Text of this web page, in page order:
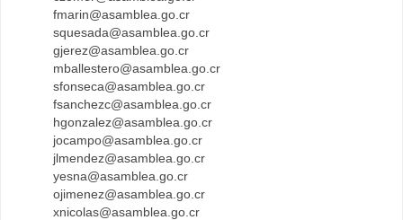
fmarin@asamblea.go.cr
squesada@asamblea.go.cr
gjerez@asamblea.go.cr
mballestero@asamblea.go.cr
sfonseca@asamblea.go.cr
fsanchezc@asamblea.go.cr
hgonzalez@asamblea.go.cr
jocampo@asamblea.go.cr
jlmendez@asamblea.go.cr
yesna@asamblea.go.cr
ojimenez@asamblea.go.cr
xnicolas@asamblea.go.cr